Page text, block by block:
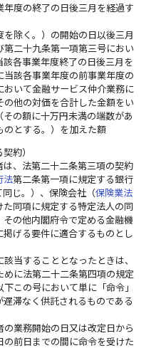
度の終了の日後三月を経過す
除く。）の開始の日以後三月
二十九条第一項第三号におい
各事業年度終了の日後三月を
該各事業年度の前事業年度の
いて金融サービス仲介業務に
他の対価を合計した金額をい
の額に十万円未満の端数があ
のとする。）を加えた額
約）
、法第二十二条第三項の契約
法第二条第一項に規定する銀行
じ。）、保険会社（保険業法
同項に規定する特定法人の同
の他内閣府令で定める金融機
げる要件に適合するものとし
当することとなったときは、
に法第二十二条第四項の規定
この号において単に「命令」
滞なく供託されるものである
業務開始の日又は改定日から
の前日までの間に命令を受けた